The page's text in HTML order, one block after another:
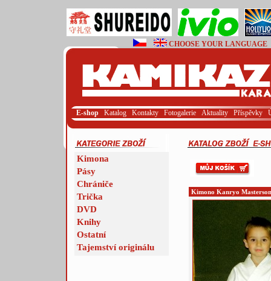
CHOOSE YOUR LANGUAGE
E-shop Katalog Kontakty Fotogalerie Aktuality Příspěvky
Kimona
Pásy
Chrániče
Trička
DVD
Knihy
Ostatní
Tajemství originálu
Kimono Kanryo